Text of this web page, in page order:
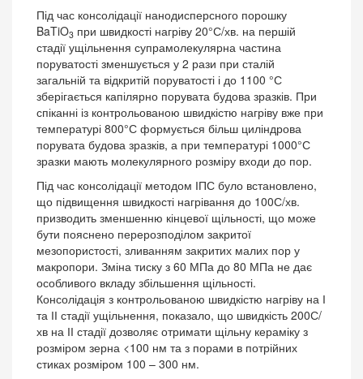
Під час консолідації нанодисперсного порошку
BaTiO3 при швидкості нагріву 20°С/хв. на першій
стадії ущільнення супрамолекулярна частина
поруватості зменшується у 2 рази при сталій
загальній та відкритій поруватості і до 1100 °С
зберігається капілярно порувата будова зразків. При
спіканні із контрольованою швидкістю нагріву вже при
температурі 800°С формується більш циліндрова
порувата будова зразків, а при температурі 1000°С
зразки мають молекулярного розміру входи до пор.
Під час консолідації методом ІПС було встановлено,
що підвищення швидкості нагрівання до 100С/хв.
призводить зменшенню кінцевої щільності, що може
бути пояснено перерозподілом закритої
мезопористості, зливанням закритих малих пор у
макропори. Зміна тиску з 60 МПа до 80 МПа не дає
особливого вкладу збільшення щільності.
Консолідація з контрольованою швидкістю нагріву на І
та ІІ стадії ущільнення, показало, що швидкість 200С/
хв на ІІ стадії дозволяє отримати щільну кераміку з
розміром зерна <100 нм та з порами в потрійних
стиках розміром 100 – 300 нм.